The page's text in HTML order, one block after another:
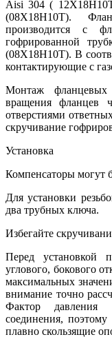
Aisi 304 (
(08Х18Н10Т).
производится с
гофрированной
(08Х18Н10Т). В
контактирующие с
Монтаж фланцевых
вращения фланцев
отверстиями
скручивание
Установка
Компенсаторы могут
Для установки
два трубных ключа.
Избегайте
Перед установкой
углового, бокового
максимальных
внимание точно
Фактор давления
соединения, поэтому
плавно скользящие